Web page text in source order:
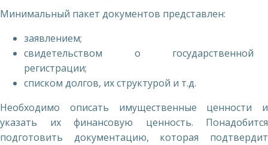
Минимальный пакет документов представлен:
заявлением;
свидетельством о государственной
регистрации;
списком долгов, их структурой и т.д.
Необходимо описать имущественные ценности и
указать их финансовую ценность. Понадобится
подготовить документацию, которая подтвердит